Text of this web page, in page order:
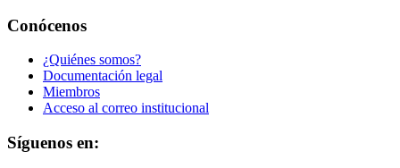
Conócenos
¿Quiénes somos?
Documentación legal
Miembros
Acceso al correo institucional
Síguenos en: